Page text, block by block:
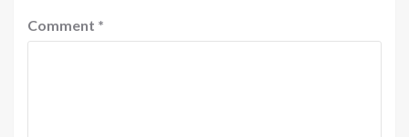
Comment *